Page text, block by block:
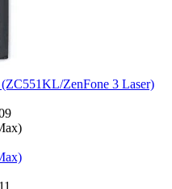
ZenFone 3 Laser)